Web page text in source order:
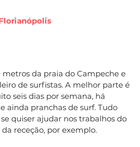
metros da praia do Campeche e
de surfistas. A melhor parte é
seis dias por semana, há
ainda pranchas de surf. Tudo
quiser ajudar nos trabalhos do
receção, por exemplo.